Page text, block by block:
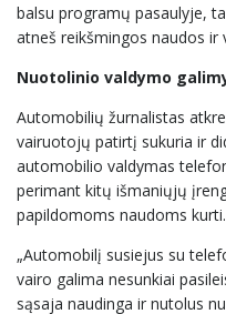
balsu programų pasaulyje,
atneš reikšmingos naudos ir
Nuotolinio valdymo
Automobilių žurnalistas
vairuotojų patirtį sukuria ir
automobilio valdymas
perimant kitų išmaniųjų
papildomoms naudoms kurti.
„Automobilį susiejus su
vairo galima nesunkiai
sąsaja naudinga ir nutolus